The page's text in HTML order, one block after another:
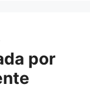
por